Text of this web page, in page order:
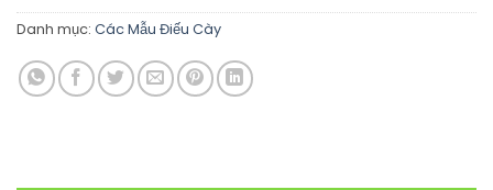
Danh mục: Các Mẫu Điếu Cày